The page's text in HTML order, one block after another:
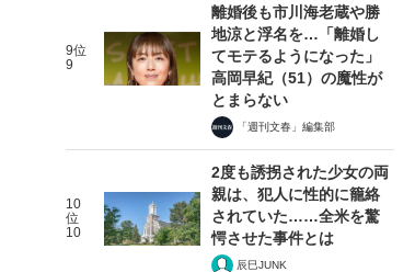
9位
9
離婚後も市川海老蔵や勝
地涼と浮名を…「離婚し
てモテるようになった」
高岡早紀（51）の魔性が
とまらない
「週刊文春」編集部
10
位
10
2度も誘拐された少女の両
親は、犯人に性的に籠絡
されていた……全米を驚
愕させた事件とは
辰巳JUNK